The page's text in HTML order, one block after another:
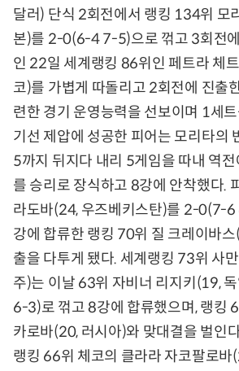
달러) 단식 2회전에서 랭킹 134위 모
본)를 2-0(6-4 7-5)으로 꺾고 3회전
인 22일 세계랭킹 86위인 페트라 체
코)를 가볍게 따돌리고 2회전에 진출
련한 경기 운영능력을 선보이며 1세
기선 제압에 성공한 피어는 모리타의
5까지 뒤지다 내리 5게임을 따내 역전
를 승리로 장식하고 8강에 안착했다.
라도바(24, 우즈베키스탄)를 2-0(7-
강에 합류한 랭킹 70위 질 크레이바
출을 다투게 됐다. 세계랭킹 73위 사
주)는 이날 63위 자비너 리지키(19,
6-3)로 꺾고 8강에 합류했으며, 랭킹
카로바(20, 러시아)와 맞대결을 벌인
랭킹 66위 체코의 클라라 자코팔로